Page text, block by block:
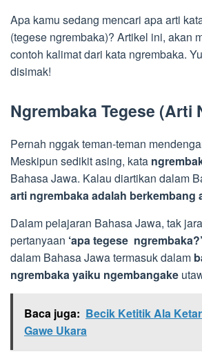
Apa kamu sedang mencari apa arti
(tegese ngrembaka)? Artikel ini, akan
contoh kalimat dari kata ngrembaka.
disimak!
Ngrembaka Tegese (Arti
Pernah nggak teman-teman
Meskipun sedikit asing, kata
Bahasa Jawa. Kalau diartikan dalam
arti ngrembaka adalah berkembang
Dalam pelajaran Bahasa Jawa, tak
pertanyaan ‘apa tegese
dalam Bahasa Jawa termasuk dalam
ngrembaka yaiku ngembangake
Baca juga: Becik Ketitik Ala
Gawe Ukara